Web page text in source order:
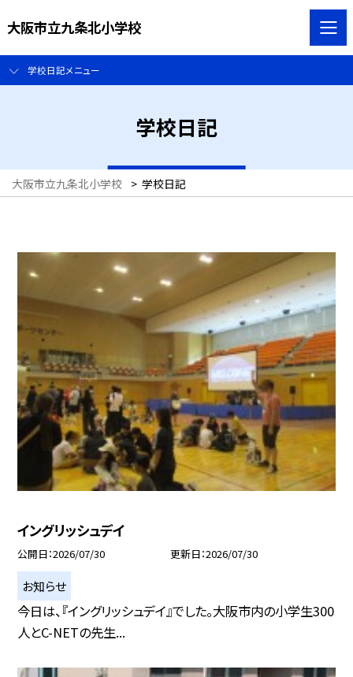
大阪市立九条北小学校
学校日記メニュー
学校日記
大阪市立九条北小学校 > 学校日記
イングリッシュデイ
公開日 2026/07/30 更新日 2026/07/30
お知らせ
今日は、『イングリッシュデイ』でした。大阪市内の小学生300
人とC-NETの先生...